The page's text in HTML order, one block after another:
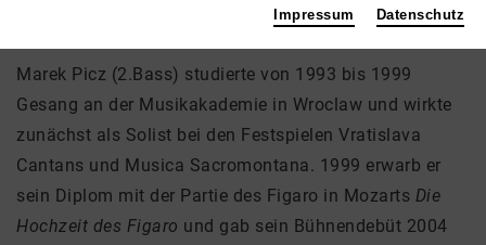
Marek Picz (2.Bass) studierte von 1993 bis 1999
Gesang an der Musikakademie in Wroclaw und wirkte
zunächst als Solist bei den Festspielen Vratislava
Cantans und Musica Sacromontana. 1999 erwarb er
sein Diplom mit der Partie des Figaro in Mozarts Die
Hochzeit des Figaro und gab sein Bühnendebüt 2004
Impressum Datenschutz